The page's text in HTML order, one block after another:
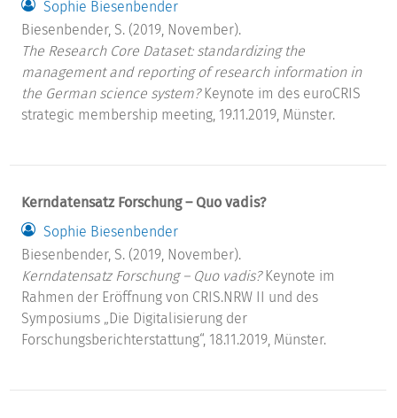
Sophie Biesenbender
Biesenbender, S. (2019, November).
The Research Core Dataset: standardizing the
management and reporting of research information in
the German science system?Keynote im des euroCRIS
strategic membership meeting, 19.11.2019, Münster.
Kerndatensatz Forschung – Quo vadis?
Sophie Biesenbender
Biesenbender, S. (2019, November).
Kerndatensatz Forschung – Quo vadis?Keynote im
Rahmen der Eröffnung von CRIS.NRW II und des
Symposiums „Die Digitalisierung der
Forschungsberichterstattung“, 18.11.2019, Münster.